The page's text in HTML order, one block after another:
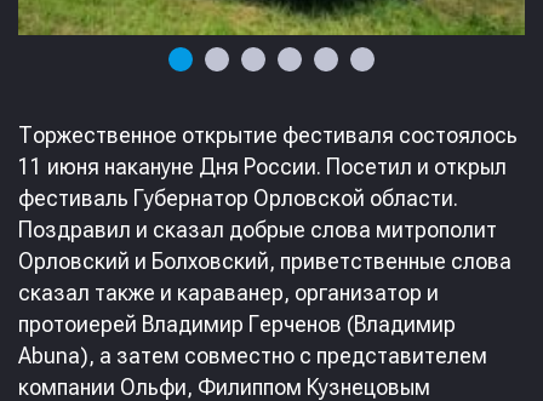
Торжественное открытие фестиваля состоялось
11 июня накануне Дня России. Посетил и открыл
фестиваль Губернатор Орловской области.
Поздравил и сказал добрые слова митрополит
Орловский и Болховский, приветственные слова
сказал также и караванер, организатор и
протоиерей Владимир Герченов (Владимир
Abuna), а затем совместно с представителем
компании Ольфи, Филиппом Кузнецовым